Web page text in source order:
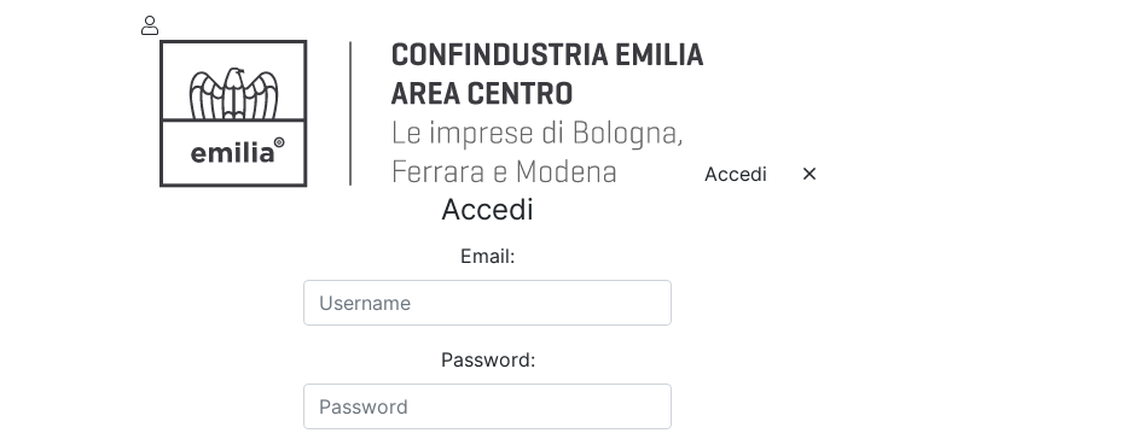
Accedi
Accedi
Email:
Password: